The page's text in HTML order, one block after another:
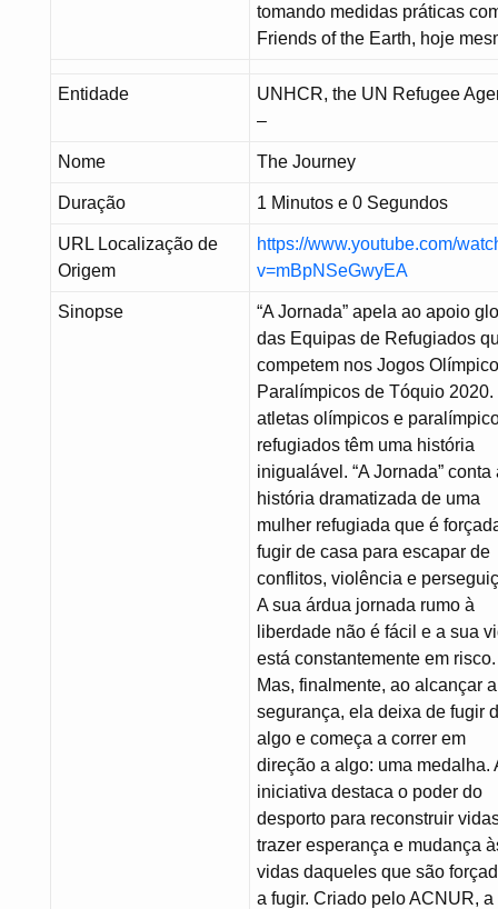
tomando medidas práticas
Friends of the Earth, hoje
Entidade
UNHCR, the UN Refugee
–
Nome The Journey
Duração 1 Minutos e 0 Segundos
URL Localização de
Origem
https://www.youtube.com/
v=mBpNSeGwyEA
Sinopse
“A Jornada” apela ao apoio
das Equipas de Refugiados
competem nos Jogos
Paralímpicos de Tóquio 2020.
atletas olímpicos e
refugiados têm uma história
inigualável. “A Jornada” conta
história dramatizada de uma
mulher refugiada que é
fugir de casa para escapar de
conflitos, violência e
A sua árdua jornada rumo à
liberdade não é fácil e a sua
está constantemente em risco.
Mas, finalmente, ao alcançar a
segurança, ela deixa de fugir
algo e começa a correr em
direção a algo: uma medalha.
iniciativa destaca o poder do
desporto para reconstruir
trazer esperança e mudança
vidas daqueles que são
a fugir. Criado pelo ACNUR, a